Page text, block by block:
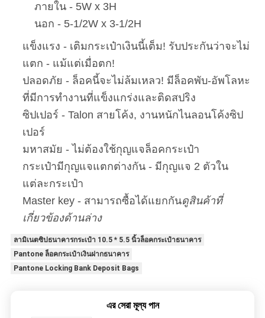
ภายใน - 5W x 3H
นอก - 5-1/2W x 3-1/2H
แข็งแรง - เติมกระเป๋าเงินนี้เต็ม! รับประกันว่าจะไม่
แตก - แม้แต่เมื่อตก!
ปลอดภัย - ล็อคนี้จะไม่ล้มเหลว! มีล็อคพับ-อัพโลหะ
ที่มีการทํางานที่แข็งแกร่งและติดสปริง
ซิปเปอร์ - Talon สายโค้ง, งานหนักไนลอนโค้งซิป
เปอร์
มหาสมัย - ไม่ต้องใช้กุญแจล็อคกระเป๋า
กระเป๋ามีกุญแจแตกต่างกัน - มีกุญแจ 2 ตัวใน
แต่ละกระเป๋า
Master key - สามารถซื้อได้แยกกันดูสินค้าที่
เกี่ยวข้องด้านล่าง
ลามิเนตซิปธนาคารกระเป๋า 10.5 * 5.5 นิ้วล็อคกระเป๋าธนาคาร
Pantone ล็อคกระเป๋าเงินฝากธนาคาร
Pantone Locking Bank Deposit Bags
এর সেরা মূল্য পান